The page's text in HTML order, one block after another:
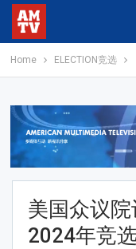
Home ELECTION竞选
美国众议
2024年竞